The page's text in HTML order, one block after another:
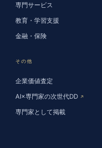
専門サービス
教育・学習支援
金融・保険
その他
企業価値査定
AI×専門家の次世代DD ↗
専門家として掲載